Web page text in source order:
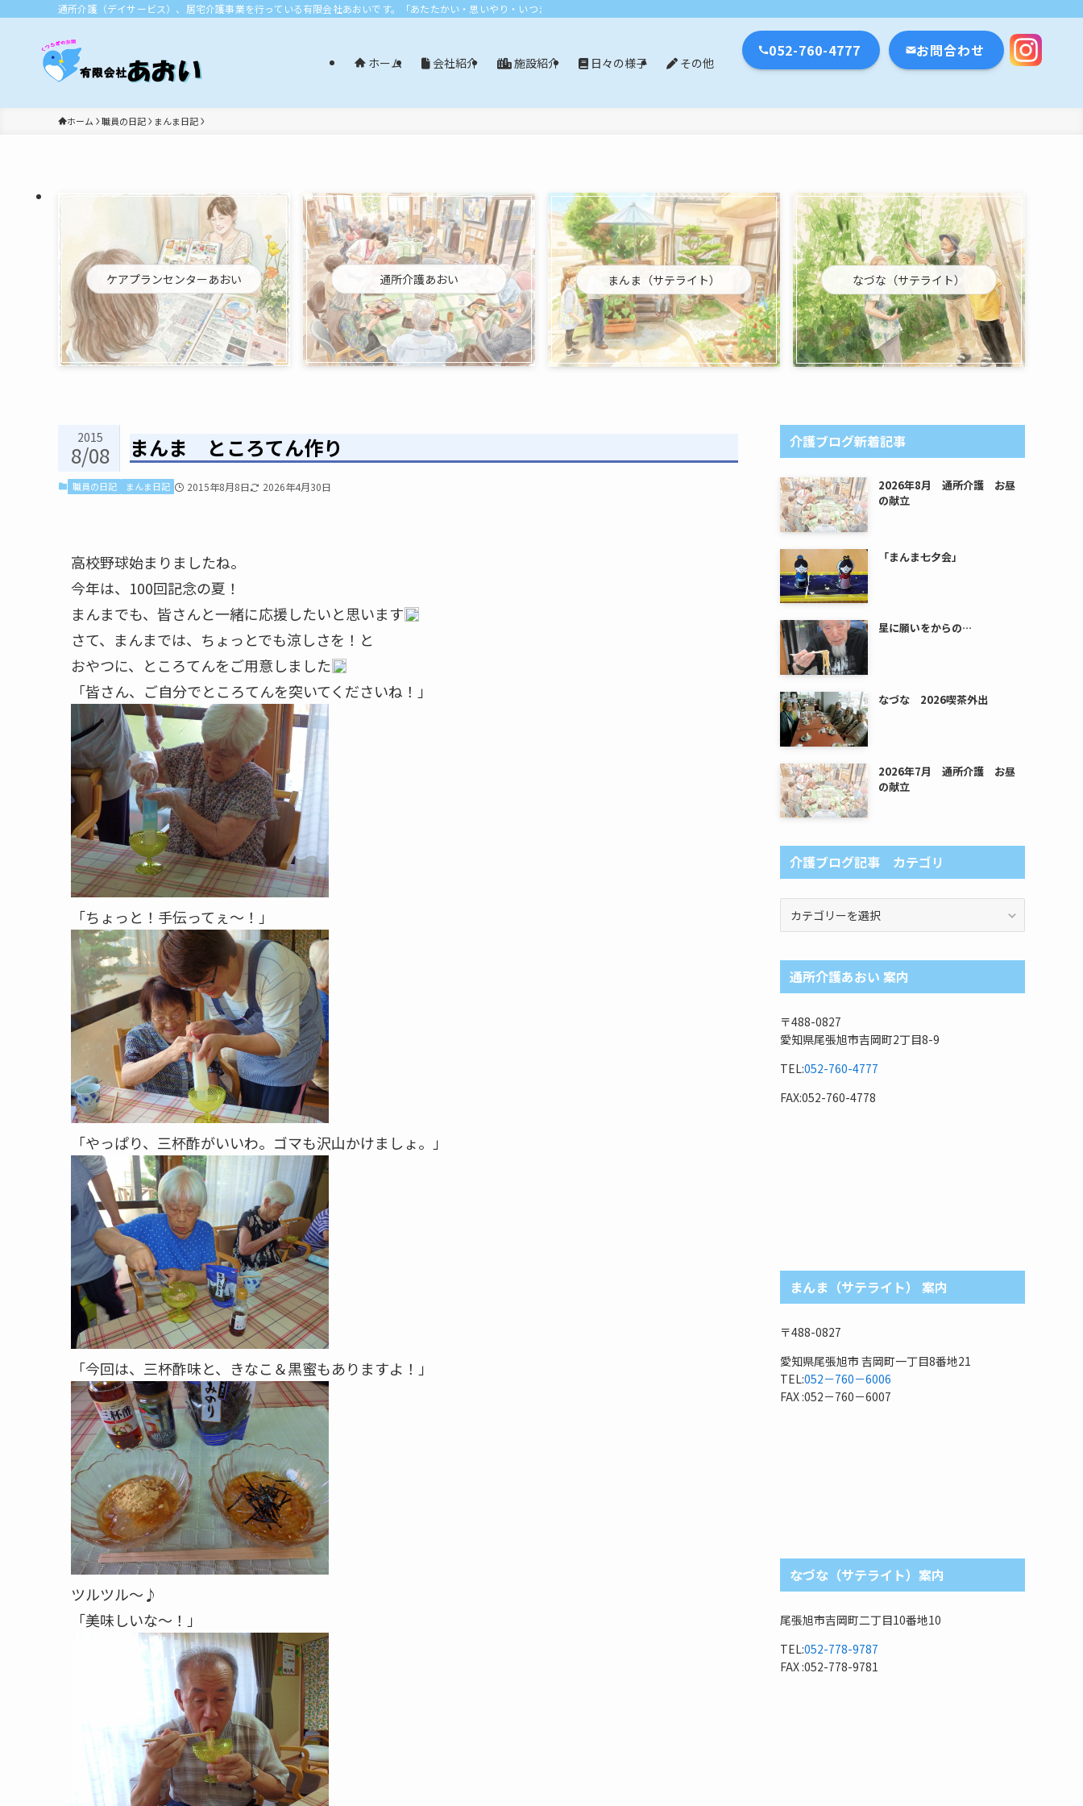
通所介護（デイサービス）、居宅介護事業を行っている有限会社あおいです。「あたたかい・思いやり・いつまでも」エリア：尾張旭市・長久手市・瀬戸市・名古屋市
ホーム 会社紹介 施設紹介 日々の様子 その他
052-760-4777 お問合わせ
ホーム 職員の日記 まんま日記
ケアプランセンターあおい 通所介護あおい まんま（サテライト） なづな（サテライト）
まんま ところてん作り
2015
8/08
職員の日記 まんま日記 2015年8月8日 2026年4月30日
高校野球始まりましたね。
今年は、100回記念の夏！
まんまでも、皆さんと一緒に応援したいと思います
さて、まんまでは、ちょっとでも涼しさを！と
おやつに、ところてんをご用意しました
「皆さん、ご自分でところてんを突いてくださいね！」
「ちょっと！手伝ってぇ～！」
「やっぱり、三杯酢がいいわ。ゴマも沢山かけましょ。」
「今回は、三杯酢味と、きなこ＆黒蜜もありますよ！」
ツルツル～♪
「美味しいな～！」
介護ブログ新着記事
2026年8月 通所介護 お昼
の献立
「まんま七夕会」
星に願いをからの…
なづな 2026喫茶外出
2026年7月 通所介護 お昼
の献立
介護ブログ記事 カテゴリ
ロ
グ
記
カ
テ
ゴ
通所介護あおい 案内
〒488-0827
愛知県尾張旭市吉岡町2丁目8-9
TEL:052-760-4777
FAX:052-760-4778
まんま（サテライト） 案内
〒488-0827
愛知県尾張旭市 吉岡町一丁目8番地21
TEL:052－760－6006
FAX :052－760－6007
なづな（サテライト）案内
尾張旭市吉岡町二丁目10番地10
TEL:052-778-9787
FAX :052-778-9781